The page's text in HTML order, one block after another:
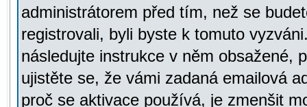
administrátorem před tím, než se
registrovali, byli byste k tomuto
následujte instrukce v něm obsažené,
ujistěte se, že vámi zadaná emailová
proč se aktivace používá, je zmenšit